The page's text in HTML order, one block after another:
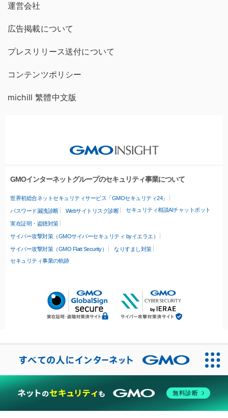
運営会社
広告掲載について
プレスリリース送付について
コンテンツポリシー
michill 繁體中文版
GMOインターネットグループのセキュリティ事業について
世界初総合ネットセキュリティサービス「GMOセキュリティ24」
パスワード漏洩診断 Webサイトリスク診断 セキュリティ相談AIチャットボット
実在証明・盗聴対策
サイバー攻撃対策（GMOサイバーセキュリティ byイエラエ）
サイバー攻撃対策（GMO Flatt Security）
なりすまし対策
セキュリティ事業の軌跡
無料診断